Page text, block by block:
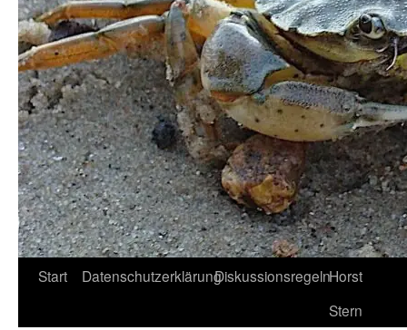
Start DatenschutzerklärungDiskussionsregelnHorst
Stern